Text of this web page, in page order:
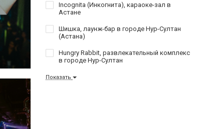
Incognita (Инкогнита), караоке-зал в
Астане
Шишка, лаунж-бар в городе Нур-Султан
(Астана)
Hungry Rabbit, развлекательный комплекс
в городе Нур-Султан
Показать